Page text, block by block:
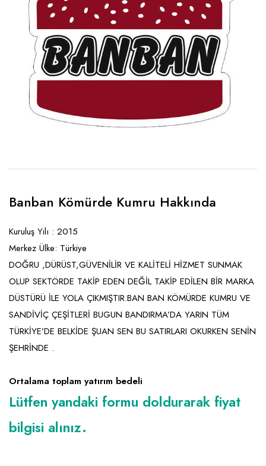
Banban Kömürde Kumru Hakkında
Kuruluş Yılı : 2015
Merkez Ülke: Türkiye
DOĞRU ,DÜRÜST,GÜVENİLİR VE KALİTELİ HİZMET SUNMAK
OLUP SEKTÖRDE TAKİP EDEN DEĞİL TAKİP EDİLEN BİR MARKA
DÜSTÜRÜ İLE YOLA ÇIKMIŞTIR.BAN BAN KÖMÜRDE KUMRU VE
SANDİVİÇ ÇEŞİTLERİ BUGUN BANDIRMA’DA YARIN TÜM
TÜRKİYE’DE BELKİDE ŞUAN SEN BU SATIRLARI OKURKEN SENİN
ŞEHRİNDE .
Ortalama toplam yatırım bedeli
Lütfen yandaki formu doldurarak fiyat
bilgisi alınız.